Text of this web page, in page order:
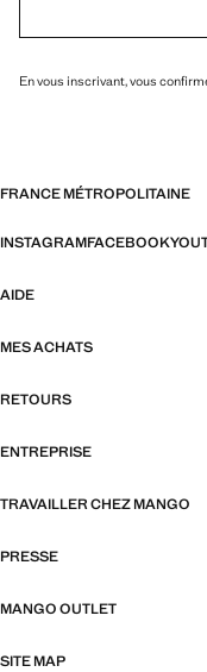
En vous inscrivant, vous
FRANCE MÉTROPOLITAINE
INSTAGRAMFACEBOOK
AIDE
MES ACHATS
RETOURS
ENTREPRISE
TRAVAILLER CHEZ MANGO
PRESSE
MANGO OUTLET
SITE MAP